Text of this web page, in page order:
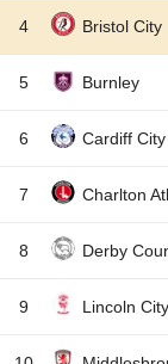
4 Bristol City
5 Burnley
6 Cardiff City
7 Charlton
8 Derby
9 Lincoln City